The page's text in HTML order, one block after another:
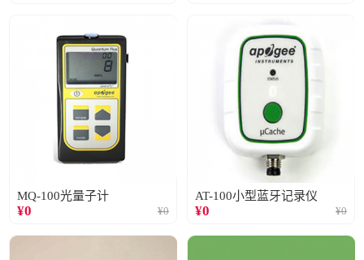
MQ-100光量子计
¥0 ¥0
AT-100小型蓝牙记录仪
¥0 ¥0